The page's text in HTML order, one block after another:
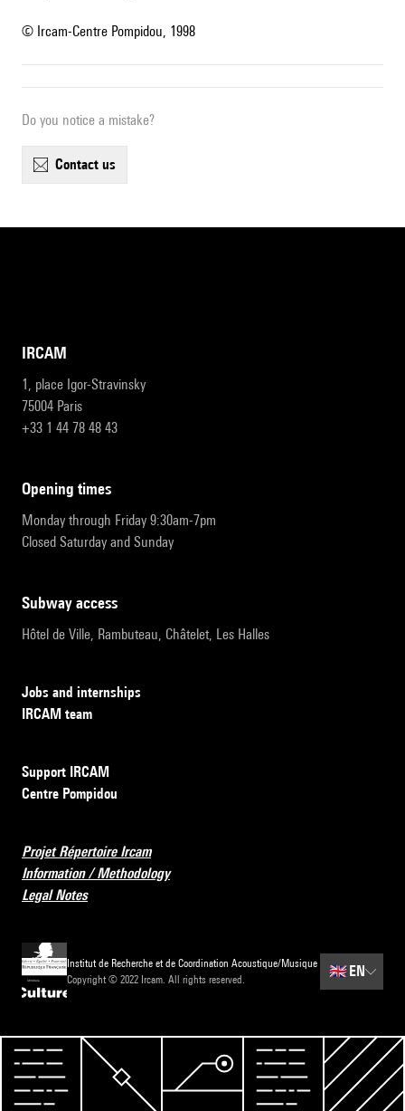
© Ircam-Centre Pompidou, 1998
Do you notice a mistake?
contact us
IRCAM
1, place Igor-Stravinsky
75004 Paris
+33 1 44 78 48 43
opening times
Monday through Friday 9:30am-7pm
Closed Saturday and Sunday
subway access
Hôtel de Ville, Rambuteau, Châtelet, Les Halles
Jobs and internships
IRCAM team
Support IRCAM
Centre Pompidou
Projet Répertoire Ircam
Information / Methodology
Legal Notes
Institut de Recherche et de Coordination Acoustique/Musique
Copyright © 2022 Ircam. All rights reserved.
🇬🇧 EN